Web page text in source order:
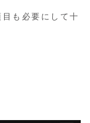
も必要にして十